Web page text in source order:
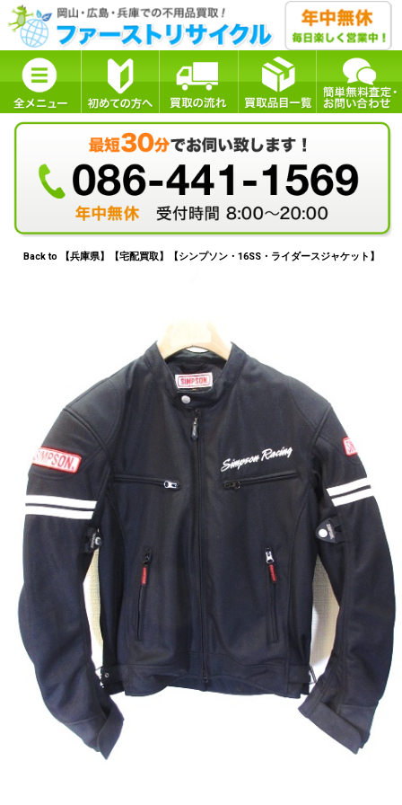
Back to 【兵庫県】【宅配買取】【シンプソン・16SS・ライダースジャケット】